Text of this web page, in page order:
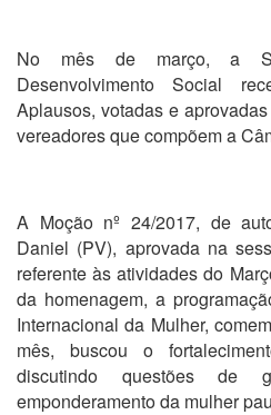
No mês de março, a
Desenvolvimento Social
Aplausos, votadas e
vereadores que compõem a
A Moção nº 24/2017, de
Daniel (PV), aprovada na
referente às atividades do
da homenagem, a
Internacional da Mulher,
mês, buscou o
discutindo questões de
emponderamento da mulher